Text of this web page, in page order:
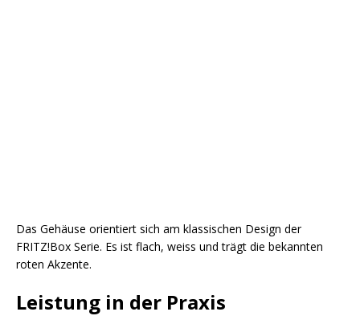
Das Gehäuse orientiert sich am klassischen Design der
FRITZ!Box Serie. Es ist flach, weiss und trägt die bekannten
roten Akzente.
Leistung in der Praxis